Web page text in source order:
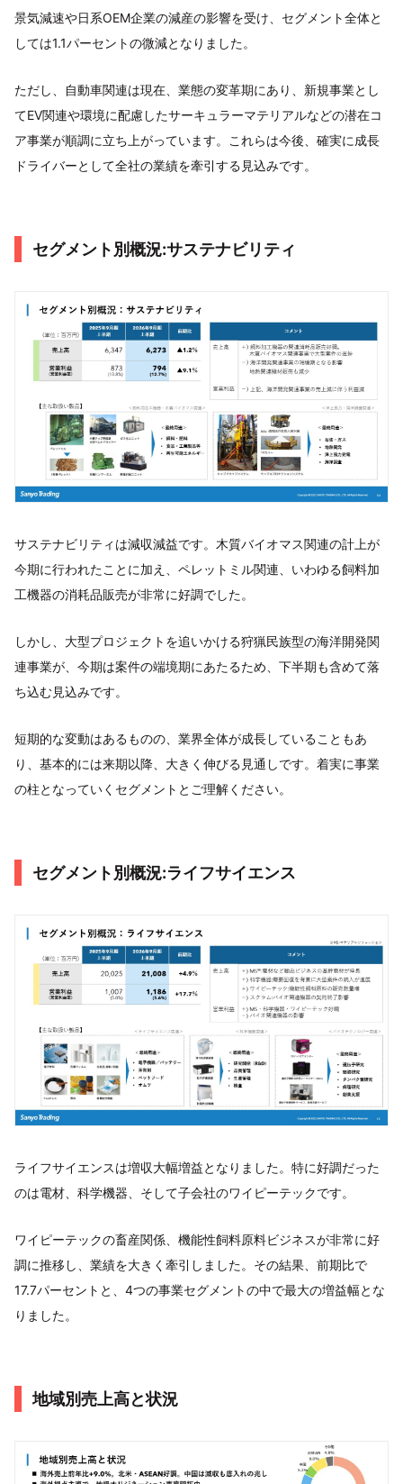
景気減速や日系OEM企業の減産の影響を受け、セグメント全体と
しては1.1パーセントの微減となりました。
ただし、自動車関連は現在、業態の変革期にあり、新規事業とし
てEV関連や環境に配慮したサーキュラーマテリアルなどの潜在コ
ア事業が順調に立ち上がっています。これらは今後、確実に成長
ドライバーとして全社の業績を牽引する見込みです。
セグメント別概況:サステナビリティ
サステナビリティは減収減益です。木質バイオマス関連の計上が
今期に行われたことに加え、ペレットミル関連、いわゆる飼料加
工機器の消耗品販売が非常に好調でした。
しかし、大型プロジェクトを追いかける狩猟民族型の海洋開発関
連事業が、今期は案件の端境期にあたるため、下半期も含めて落
ち込む見込みです。
短期的な変動はあるものの、業界全体が成長していることもあ
り、基本的には来期以降、大きく伸びる見通しです。着実に事業
の柱となっていくセグメントとご理解ください。
セグメント別概況:ライフサイエンス
ライフサイエンスは増収大幅増益となりました。特に好調だった
のは電材、科学機器、そして子会社のワイピーテックです。
ワイピーテックの畜産関係、機能性飼料原料ビジネスが非常に好
調に推移し、業績を大きく牽引しました。その結果、前期比で
17.7パーセントと、4つの事業セグメントの中で最大の増益幅とな
りました。
地域別売上高と状況